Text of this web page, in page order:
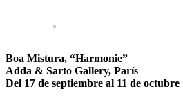
Boa Mistura, “Harmonie”
Adda & Sarto Gallery, París
Del 17 de septiembre al 11 de octubre